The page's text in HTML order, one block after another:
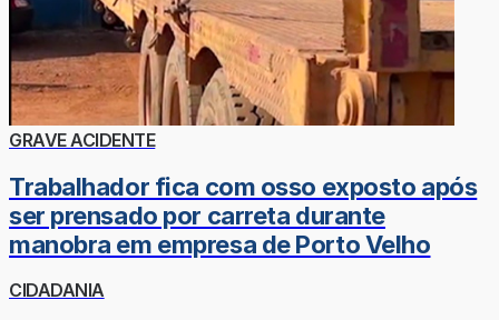
GRAVE ACIDENTE
Trabalhador fica com osso exposto após
ser prensado por carreta durante
manobra em empresa de Porto Velho
CIDADANIA